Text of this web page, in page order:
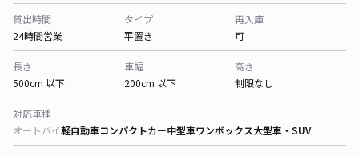
貸出時間
24時間営業
タイプ
平置き
再入庫
可
長さ
500cm 以下
車幅
200cm 以下
高さ
制限なし
対応車種
オートバイ軽自動車コンパクトカー中型車ワンボックス大型車・SUV